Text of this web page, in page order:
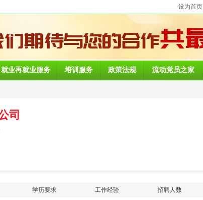
设为首页
就业再就业服务 培训服务 政策法规 流动党员之家
司
学历要求 工作经验 招聘人数